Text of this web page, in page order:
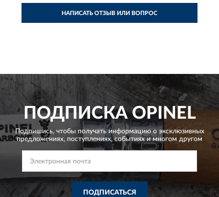
НАПИСАТЬ ОТЗЫВ ИЛИ ВОПРОС
ПОДПИСКАOPINEL
Подпишись, чтобы получать информацию о эксклюзивных
предложениях, поступлениях, событиях и многом другом
ПОДПИСАТЬСЯ